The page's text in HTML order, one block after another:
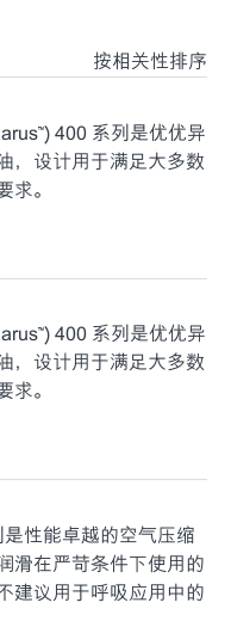
按相关性排序
400 系列是优优异
，设计用于满足大多数
求。
400 系列是优优异
，设计用于满足大多数
求。
性能卓越的空气压缩
滑在严苛条件下使用的
建议用于呼吸应用中的